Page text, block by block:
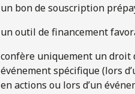
un bon de souscription
un outil de financement
confère uniquement un droit
événement spécifique (lors
en actions ou lors d’un